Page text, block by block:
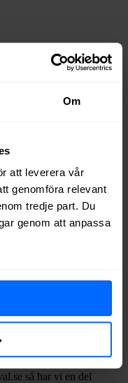
Om
att leverera vår
genomföra relevant
tredje part. Du
genom att anpassa
som erbjuder
är det bara att
man i
så har vi en del